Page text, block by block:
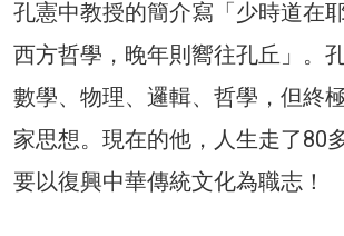
孔憲中教授的簡介寫「少時道在
西方哲學，晚年則嚮往孔丘」。
數學、物理、邏輯、哲學，但終
家思想。現在的他，人生走了80
要以復興中華傳統文化為職志！